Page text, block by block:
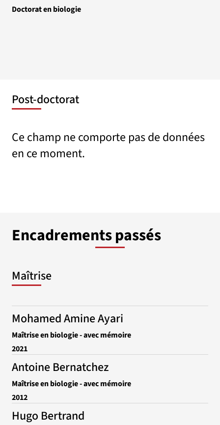
Encadrements passés
Maîtrise
Mohamed Amine Ayari
Maîtrise en biologie - avec mémoire
2021
Antoine Bernatchez
Maîtrise en biologie - avec mémoire
2012
Hugo Bertrand
Doctorat en biologie
Post-doctorat
Ce champ ne comporte pas de données
en ce moment.